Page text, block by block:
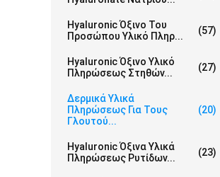
Hyaluronic Όξινο Του
Προσώπου Υλικό Πληρ...
(57)
Hyaluronic Όξινο Υλικό
Πληρώσεως Στηθών...
(27)
Δερμικά Υλικά
Πληρώσεως Για Τους
Γλουτού...
(20)
Hyaluronic Όξινα Υλικά
Πληρώσεως Ρυτίδων...
(23)